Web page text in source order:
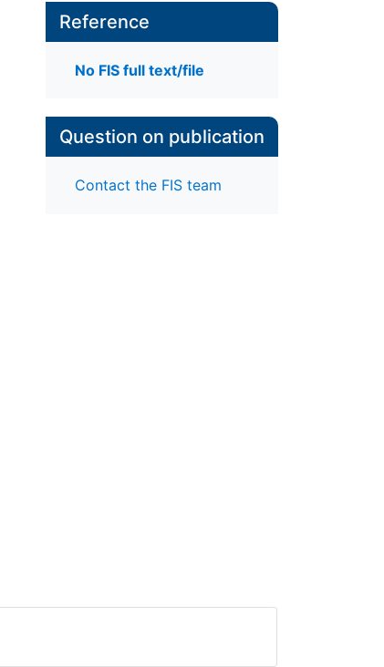
Reference
No FIS full text/file
Question on publication
Contact the FIS team